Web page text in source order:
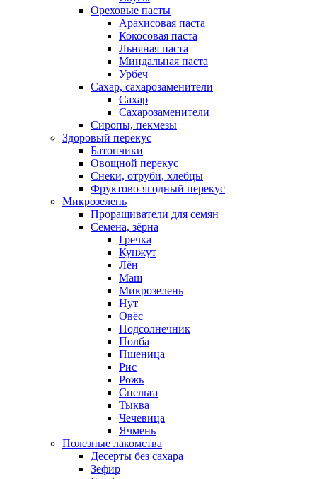
Ореховые пасты
Арахисовая паста
Кокосовая паста
Льняная паста
Миндальная паста
Урбеч
Сахар, сахарозаменители
Сахар
Сахарозаменители
Сиропы, пекмезы
Здоровый перекус
Батончики
Овощной перекус
Снеки, отруби, хлебцы
Фруктово-ягодный перекус
Микрозелень
Проращиватели для семян
Семена, зёрна
Гречка
Кунжут
Лён
Маш
Микрозелень
Нут
Овёс
Подсолнечник
Полба
Пшеница
Рис
Рожь
Спельта
Тыква
Чечевица
Ячмень
Полезные лакомства
Десерты без сахара
Зефир